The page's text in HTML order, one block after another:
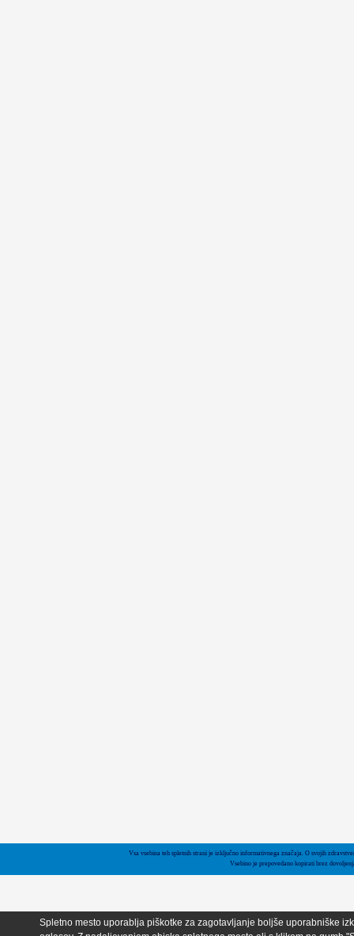
Spletno mesto uporablja piškotke za zagotavljanje boljše uporabniške
Vsa vsebina teh spletnih strani je izključno informativnega značaja. O svojih
Vsebino je prepovedano kopirati brez